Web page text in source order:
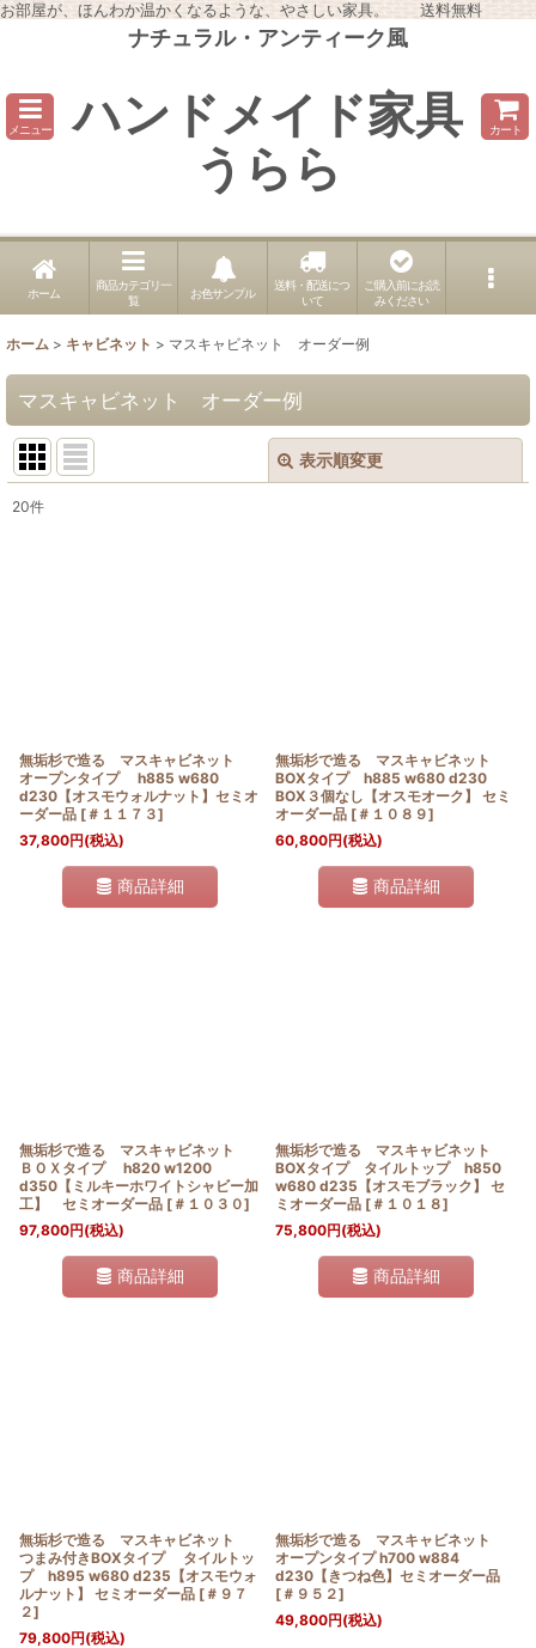
お部屋が、ほんわか温かくなるような、やさしい家具。 送料無料
ナチュラル・アンティーク風
メニュー ハンドメイド家具
うらら
カート
ホーム
商品カテゴリ一
覧
お色サンプル
送料・配送につ
いて
ご購入前にお読
みください
ホーム > キャビネット > マスキャビネット オーダー例
マスキャビネット オーダー例
表示順変更
20件
無垢杉で造る マスキャビネット
オープンタイプ h885 w680
d230【オスモウォルナット】セミオ
ーダー品 [ ＃１１７３]
37,800円(税込)
商品詳細
無垢杉で造る マスキャビネット
BOXタイプ h885 w680 d230
BOX３個なし【オスモオーク】 セミ
オーダー品 [ ＃１０８９]
60,800円(税込)
商品詳細
無垢杉で造る マスキャビネット
ＢＯＸタイプ h820 w1200
d350【ミルキーホワイトシャビー加
工】 セミオーダー品 [ ＃１０３０]
97,800円(税込)
商品詳細
無垢杉で造る マスキャビネット
BOXタイプ タイルトップ h850
w680 d235【オスモブラック】 セ
ミオーダー品 [ ＃１０１８]
75,800円(税込)
商品詳細
無垢杉で造る マスキャビネット
つまみ付きBOXタイプ タイルトッ
プ h895 w680 d235【オスモウォ
ルナット】 セミオーダー品 [ ＃９７
２]
79,800円(税込)
無垢杉で造る マスキャビネット
オープンタイプ h700 w884
d230【きつね色】セミオーダー品
[ ＃９５２]
49,800円(税込)